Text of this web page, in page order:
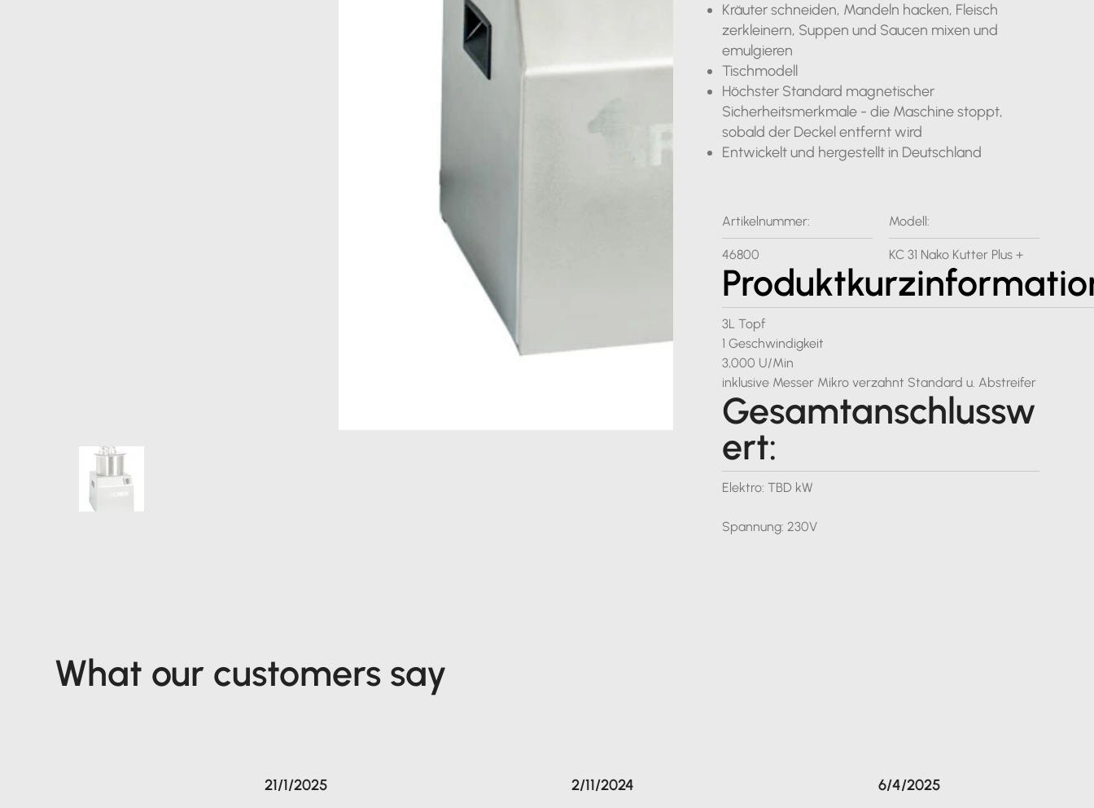
Kräuter schneiden, Mandeln hacken, Fleisch
zerkleinern, Suppen und Saucen mixen und
emulgieren
Tischmodell
Höchster Standard magnetischer
Sicherheitsmerkmale - die Maschine stoppt,
sobald der Deckel entfernt wird
Entwickelt und hergestellt in Deutschland
Artikelnummer:
46800
Modell:
KC 31 Nako Kutter Plus +
3L Topf
1 Geschwindigkeit
3,000 U/Min
inklusive Messer Mikro verzahnt Standard u. Abstreifer
Gesamtanschlussw
ert:
Elektro: TBD kW
Spannung: 230V
What our customers say
21/1/2025 2/11/2024 6/4/2025